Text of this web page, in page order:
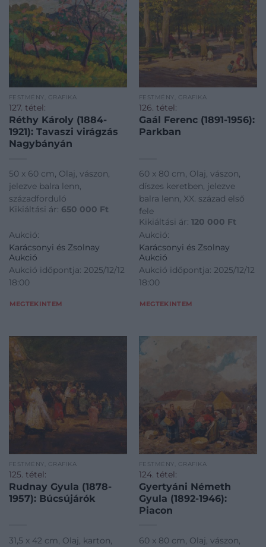
FESTMÉNY, GRAFIKA
127. tétel:
Réthy Károly (1884-
1921): Tavaszi virágzás
Nagybányán
50 x 60 cm, Olaj, vászon,
jelezve balra lenn,
századforduló
Kikiáltási ár: 650 000 Ft
Aukció:
Karácsonyi és Zsolnay
Aukció
Aukció időpontja: 2025/12/12
18:00
MEGTEKINTEM
FESTMÉNY, GRAFIKA
126. tétel:
Gaál Ferenc (1891-1956):
Parkban
60 x 80 cm, Olaj, vászon,
díszes keretben, jelezve
balra lenn, XX. század első
fele
Kikiáltási ár: 120 000 Ft
Aukció:
Karácsonyi és Zsolnay
Aukció
Aukció időpontja: 2025/12/12
18:00
MEGTEKINTEM
FESTMÉNY, GRAFIKA
125. tétel:
Rudnay Gyula (1878-
1957): Búcsújárók
31,5 x 42 cm, Olaj, karton,
FESTMÉNY, GRAFIKA
124. tétel:
Gyertyáni Németh
Gyula (1892-1946):
Piacon
60 x 80 cm, Olaj, vászon,